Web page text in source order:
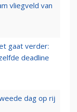
vliegveld van
gaat verder:
deadline
dag op rij